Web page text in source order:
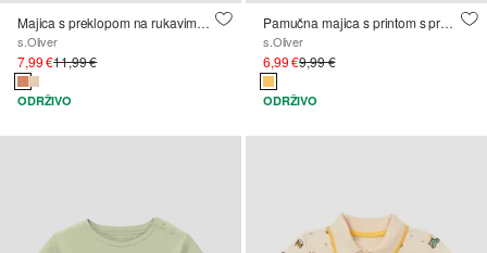
Majica s preklopom na rukavima i printom s prednje strane
s.Oliver
7,99 €11,99 €
ODRŽIVO
Pamučna majica s printom s prednje strane
s.Oliver
6,99 €9,99 €
ODRŽIVO